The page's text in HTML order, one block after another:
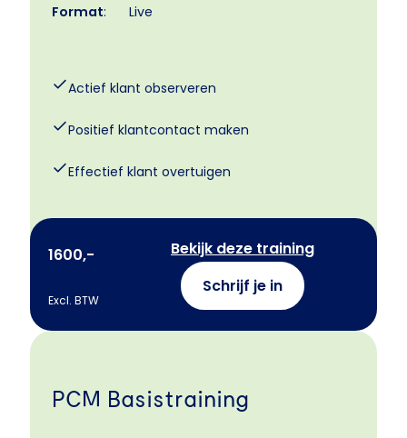
Format: Live
Actief klant observeren
Positief klantcontact maken
Effectief klant overtuigen
1600,-
Excl. BTW
Bekijk deze training
Schrijf je in
PCM Basistraining